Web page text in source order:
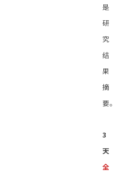
是
研
究
结
果
摘
要。
3
天
全